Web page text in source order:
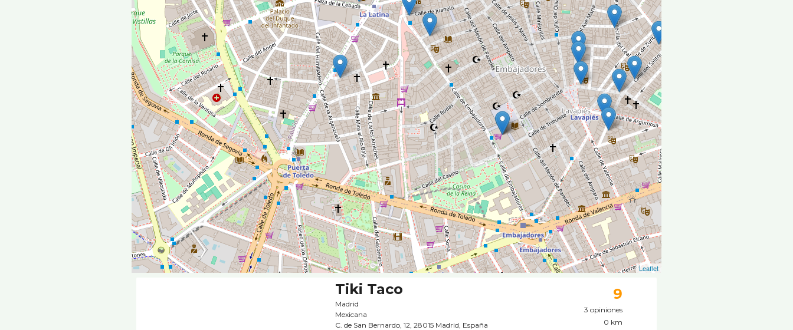
Leaflet
Tiki Taco
Madrid
Mexicana
C. de San Bernardo, 12, 28015 Madrid, España
9
3 opiniones
0 km